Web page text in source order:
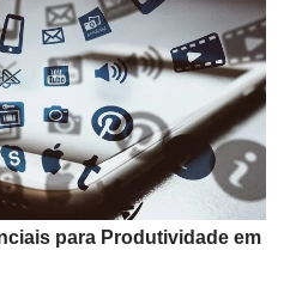
para Produtividade em